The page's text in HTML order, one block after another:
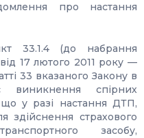
про настання
33.1.4 (до набрання
17 лютого 2011 року —
33 вказаного Закону в
виникнення спірних
у разі настання ДТП,
здійснення страхового
засобу,